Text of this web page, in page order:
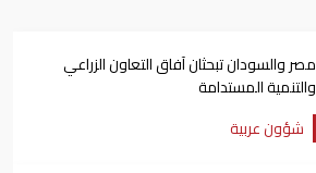
مصر والسودان تبحثان آفاق التعاون الزراعي
والتنمية المستدامة
شؤون عربية